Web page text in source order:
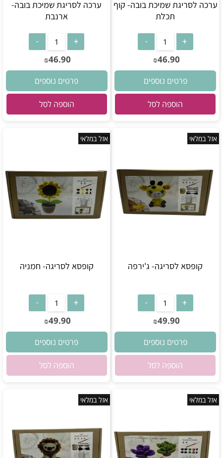
ערכה לסריגת שמיכת בובה- קוף
תכלת
₪46.90
פרטים נוספים
הוספה לסל
ערכה לסריגת שמיכת בובה-
ארנבת
₪46.90
פרטים נוספים
הוספה לסל
אזל במלאי
קופסא לסריגה- ג'ירפה
₪49.90
פרטים נוספים
הוספה לסל
אזל במלאי
קופסא לסריגה- חמניה
₪49.90
פרטים נוספים
הוספה לסל
אזל במלאי אזל במלאי